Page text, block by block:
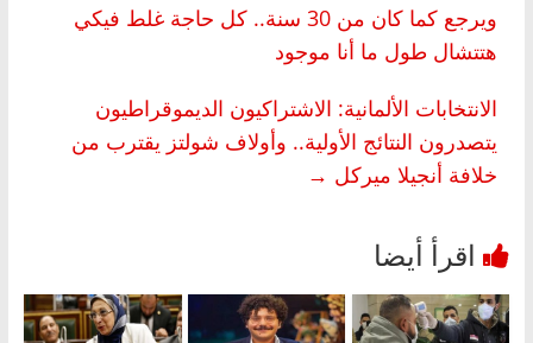
ويرجع كما كان من 30 سنة.. كل حاجة غلط فيكي
هتتشال طول ما أنا موجود
الانتخابات الألمانية: الاشتراكيون الديموقراطيون
يتصدرون النتائج الأولية.. وأولاف شولتز يقترب من
خلافة أنجيلا ميركل →